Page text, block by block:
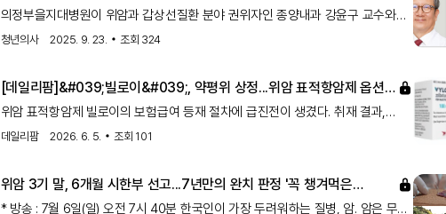
의정부을지대병원이 위암과 갑상선질환 분야 권위자인 종양내과 강윤구 교수와
내분비내과 김원배 교수를 영입했다고 17일 밝혔다. 강 교수는 오는 10월부터, 김
임상의학부문을 수상했다. 전이성 위암 항암요법과 면역치료, 국소 진행성 위암
선행화학요법의 임상연구를 주도하며 치료 패러다임 변화를 이끌었으며, GIST
환자 대상 표적치료 전략 발전에도 기여했다. 그는 서울아산병원 임상연구센터장,
청년의사 2025. 9. 23. 조회 324
[데일리팜]&#039;빌로이&#039;, 약평위 상정...위암 표적항암제 옵션
주목
위암 표적항암제 빌로이의 보험급여 등재 절차에 급진전이 생겼다. 취재 결과,
한국아스텔라스제약의 클라우딘18.2(Claudin 18.2) 양성 위암 표적 치료제 빌로이
통과 후 지지부진했던 급여 절차에 탄력이 붙는 모습이다. 20…
데일리팜 2026. 6. 5. 조회 101
위암 3기 말, 6개월 시한부 선고...7년만의 완치 판정 '꼭 챙겨먹은
음식은'
* 방송 : 7월 6일(일) 오전 7시 40분 한국인이 가장 두려워하는 질병, 암. 암은 무려